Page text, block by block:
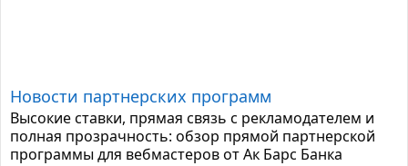
Новости партнерских программ
Высокие ставки, прямая связь с рекламодателем и
полная прозрачность: обзор прямой партнерской
программы для вебмастеров от Ак Барс Банка